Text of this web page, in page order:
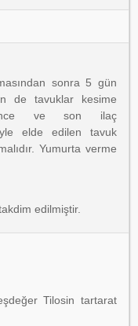
sonra 5 gün
de tavuklar kesime
ve son ilaç
elde edilen tavuk
Yumurta verme
edilmiştir.
Tilosin tartarat